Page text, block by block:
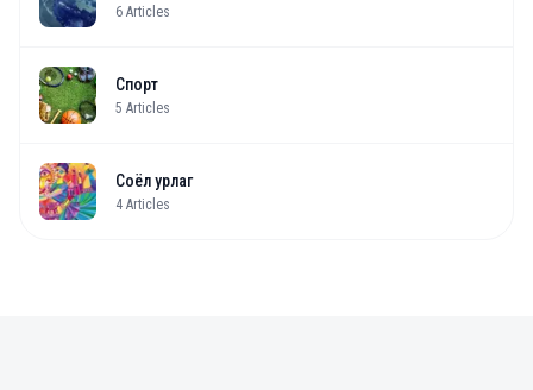
6 Articles
Спорт
5 Articles
Соёл урлаг
4 Articles